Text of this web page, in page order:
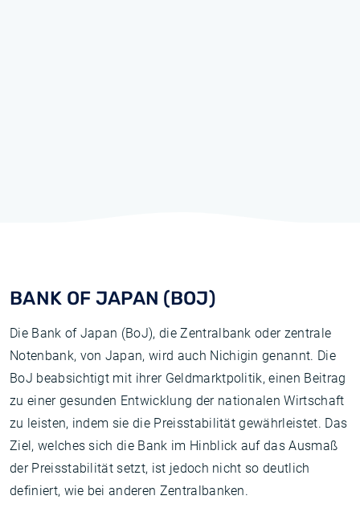
BANK OF JAPAN (BOJ)
Die Bank of Japan (BoJ), die Zentralbank oder zentrale
Notenbank, von Japan, wird auch Nichigin genannt. Die
BoJ beabsichtigt mit ihrer Geldmarktpolitik, einen Beitrag
zu einer gesunden Entwicklung der nationalen Wirtschaft
zu leisten, indem sie die Preisstabilität gewährleistet. Das
Ziel, welches sich die Bank im Hinblick auf das Ausmaß
der Preisstabilität setzt, ist jedoch nicht so deutlich
definiert, wie bei anderen Zentralbanken.